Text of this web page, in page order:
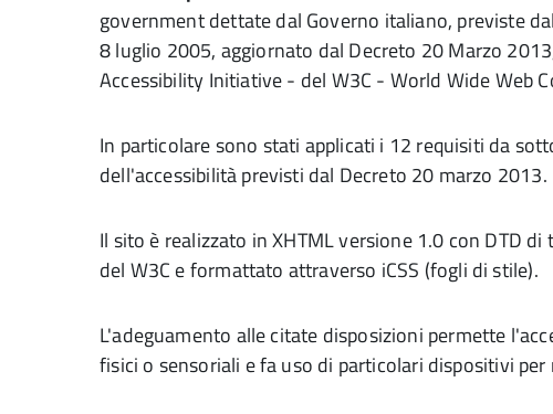
government dettate dal Governo italiano, previste
8 luglio 2005, aggiornato dal Decreto 20 Marzo
Accessibility Initiative - del W3C - World Wide Web
In particolare sono stati applicati i 12 requisiti da
dell'accessibilità previsti dal Decreto 20 marzo 2013.
Il sito è realizzato in XHTML versione 1.0 con DTD
del W3C e formattato attraverso iCSS (fogli di stile).
L'adeguamento alle citate disposizioni permette
fisici o sensoriali e fa uso di particolari dispositivi